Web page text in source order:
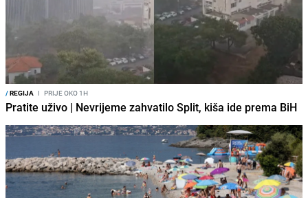
/REGIJA I PRIJE OKO 1H
Pratite uživo | Nevrijeme zahvatilo Split, kiša ide prema BiH